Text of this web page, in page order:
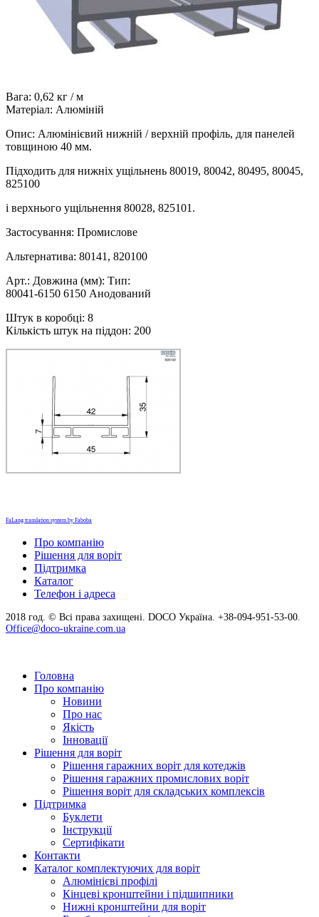
Вага: 0,62 кг / м
Матеріал: Алюміній
Опис: Алюмінієвий нижній / верхній профіль, для панелей
товщиною 40 мм.
Підходить для нижніх ущільнень 80019, 80042, 80495, 80045,
825100
і верхнього ущільнення 80028, 825101.
Застосування: Промислове
Альтернатива: 80141, 820100
Арт.: Довжина (мм): Тип:
80041-6150 6150 Анодований
Штук в коробці: 8
Кількість штук на піддон: 200
FaLang translation system by Faboba
Про компанію
Рішення для воріт
Підтримка
Каталог
Телефон і адреса
2018 год. © Всі права захищені. DOCO Україна. +38-094-951-53-00.
Office@doco-ukraine.com.ua
Головна
Про компанію
Новини
Про нас
Якість
Інновації
Рішення для воріт
Рішення гаражних воріт для котеджів
Рішення гаражних промислових воріт
Рішення воріт для складських комплексів
Підтримка
Буклети
Інструкції
Сертифікати
Контакти
Каталог комплектуючих для воріт
Алюмінієві профілі
Кінцеві кронштейни і підшипники
Нижні кронштейни для воріт